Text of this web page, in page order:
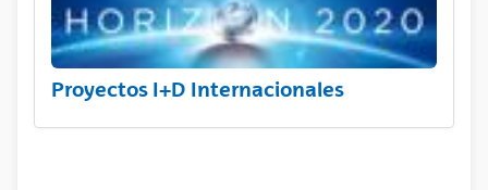
Proyectos I+D Internacionales